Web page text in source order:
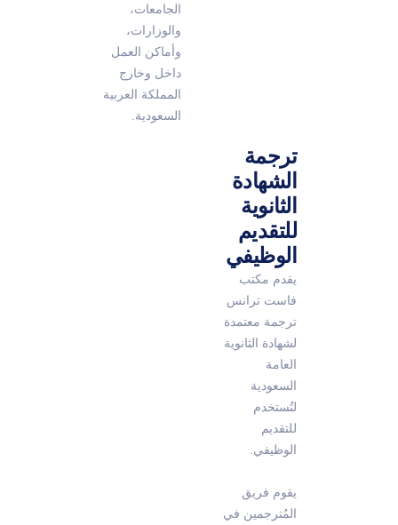
الجامعات،
والوزارات،
وأماكن العمل
داخل وخارج
المملكة العربية
السعودية.
ترجمة
الشهادة
الثانوية
للتقديم
الوظيفي
يقدم مكتب
فاست ترانس
ترجمة معتمدة
لشهادة الثانوية
العامة
السعودية
لتُستخدم
للتقديم
الوظيفي.
يقوم فريق
المُترجمين في